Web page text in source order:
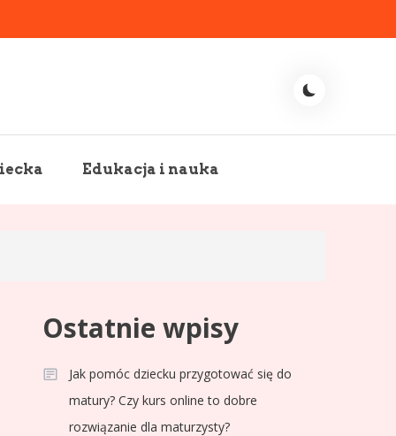
Edukacja i nauka
Ostatnie wpisy
Jak pomóc dziecku przygotować się do
matury? Czy kurs online to dobre
rozwiązanie dla maturzysty?